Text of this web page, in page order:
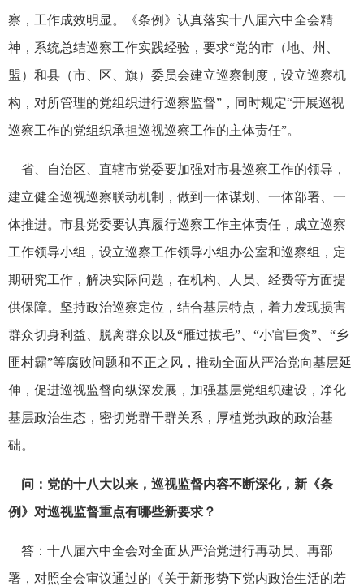
察，工作成效明显。《条例》认真落实十八届六中全会精
神，系统总结巡察工作实践经验，要求“党的市（地、州、
盟）和县（市、区、旗）委员会建立巡察制度，设立巡察机
构，对所管理的党组织进行巡察监督”，同时规定“开展巡视
巡察工作的党组织承担巡视巡察工作的主体责任”。
省、自治区、直辖市党委要加强对市县巡察工作的领导，
建立健全巡视巡察联动机制，做到一体谋划、一体部署、一
体推进。市县党委要认真履行巡察工作主体责任，成立巡察
工作领导小组，设立巡察工作领导小组办公室和巡察组，定
期研究工作，解决实际问题，在机构、人员、经费等方面提
供保障。坚持政治巡察定位，结合基层特点，着力发现损害
群众切身利益、脱离群众以及“雁过拔毛”、“小官巨贪”、“乡
匪村霸”等腐败问题和不正之风，推动全面从严治党向基层延
伸，促进巡视监督向纵深发展，加强基层党组织建设，净化
基层政治生态，密切党群干群关系，厚植党执政的政治基
础。
问：党的十八大以来，巡视监督内容不断深化，新《条
例》对巡视监督重点有哪些新要求？
答：十八届六中全会对全面从严治党进行再动员、再部
署，对照全会审议通过的《关于新形势下党内政治生活的若